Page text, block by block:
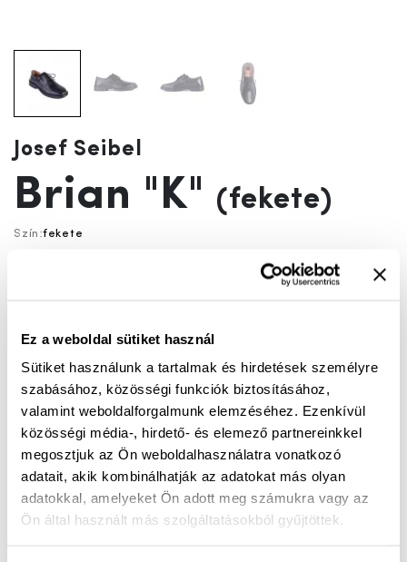
Ez a weboldal sütiket használ
Sütiket használunk a tartalmak és hirdetések személyre
szabásához, közösségi funkciók biztosításához,
valamint weboldalforgalmunk elemzéséhez. Ezenkívül
közösségi média-, hirdető- és elemező partnereinkkel
megosztjuk az Ön weboldalhasználatra vonatkozó
adatait, akik kombinálhatják az adatokat más olyan
adatokkal, amelyeket Ön adott meg számukra vagy az
Ön által használt más szolgáltatásokból gyűjtöttek.
Josef Seibel
Brian "K" (fekete)
Szín:fekete
Szállítási idő:
Ingyenes kiszállítás 25 000 Ft felett
"K" bő férfi félcipő, felsőrészén hosszanti irányban
párhuzamos varrás. Felsőrészén gumi betét, mely